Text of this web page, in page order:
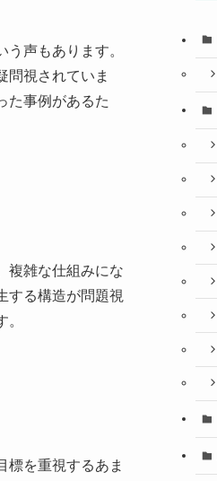
声もあります。
問視されていま
た事例があるた
複雑な仕組みにな
する構造が問題視
標を重視するあま